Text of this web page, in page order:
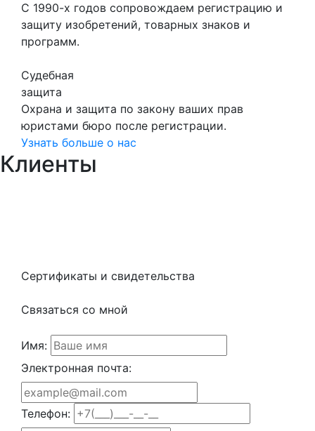
С 1990-х годов сопровождаем регистрацию и
защиту изобретений, товарных знаков и
программ.
Судебная
защита
Охрана и защита по закону ваших прав
юристами бюро после регистрации.
Узнать больше о нас
Клиенты
Сертификаты и свидетельства
Связаться со мной
Имя:
Электронная почта:
Телефон: